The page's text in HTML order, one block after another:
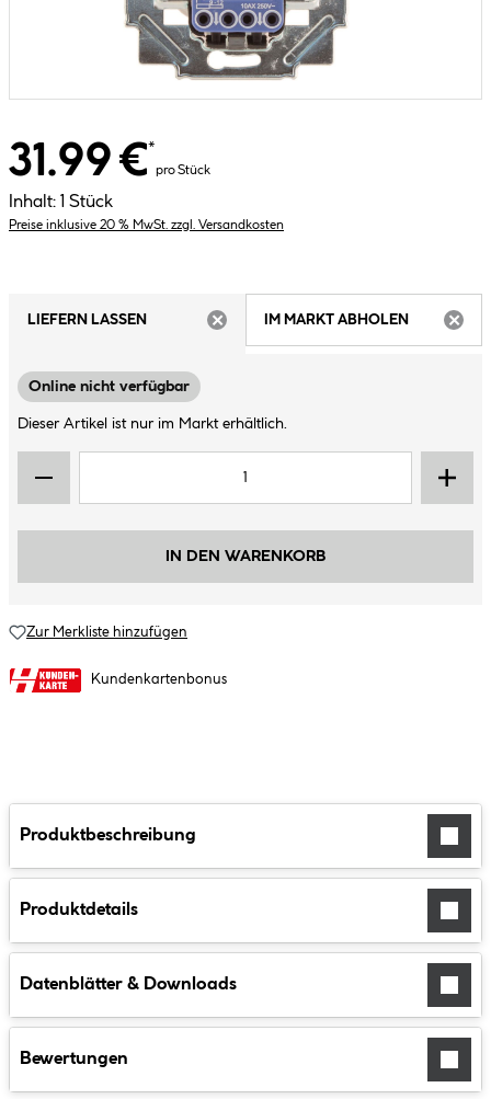
31.99 €*
pro Stück
Inhalt: 1 Stück
Preise inklusive 20 % MwSt. zzgl. Versandkosten
LIEFERN LASSEN
IM MARKT ABHOLEN
Online nicht verfügbar
Dieser Artikel ist nur im Markt erhältlich.
IN DEN WARENKORB
Zur Merkliste hinzufügen
Kundenkartenbonus
Produktbeschreibung
Produktdetails
Datenblätter & Downloads
Bewertungen